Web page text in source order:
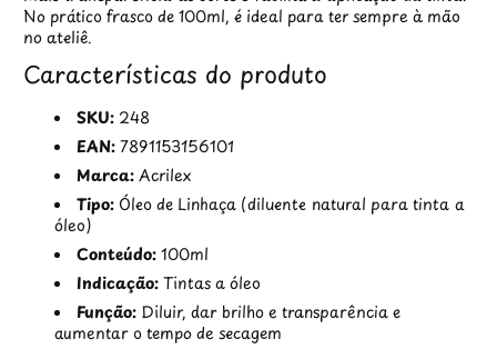
No prático frasco de 100ml, é ideal para ter sempre à mão
no ateliê.
Características do produto
SKU: 248
EAN:7891153156101
Marca:Acrilex
Tipo: Óleo de Linhaça (diluente natural para tinta a
óleo)
Conteúdo:100ml
Indicação:Tintas a óleo
Função: Diluir, dar brilho e transparência e
aumentar o tempo de secagem